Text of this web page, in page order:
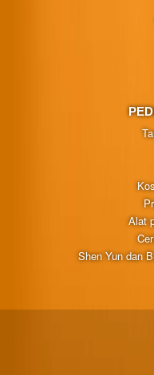
Alat
Shen Yun dan